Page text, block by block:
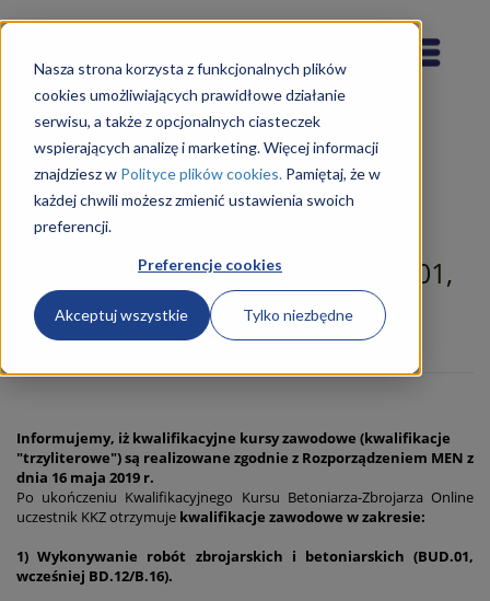
Nasza strona korzysta z funkcjonalnych plików
cookies umożliwiających prawidłowe działanie
serwisu, a także z opcjonalnych ciasteczek
wspierających analizę i marketing. Więcej informacji
znajdziesz w Polityce plików cookies.Pamiętaj, że w
każdej chwili możesz zmienić ustawienia swoich
preferencji.
Preferencje cookies
Akceptuj wszystkie Tylko niezbędne
Betoniarz-Zbrojarz 711402 (Kurs
Kwalifikacyjny Zawodowy: BUD.01,
dawniej BD.12)
ZAPISZ SIĘ NA KURS
Informujemy, iż kwalifikacyjne kursy zawodowe (kwalifikacje
"trzyliterowe") są realizowane zgodnie z Rozporządzeniem MEN z
dnia 16 maja 2019 r.
Po ukończeniu Kwalifikacyjnego Kursu Betoniarza-Zbrojarza Online
uczestnik KKZ otrzymuje kwalifikacje zawodowe w zakresie:
1) Wykonywanie robót zbrojarskich i betoniarskich (BUD.01,
wcześniej BD.12/B.16).